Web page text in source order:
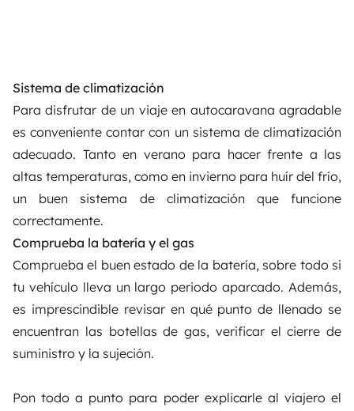
Sistema de climatización
Para disfrutar de un viaje en autocaravana agradable
es conveniente contar con un sistema de climatización
adecuado. Tanto en verano para hacer frente a las
altas temperaturas, como en invierno para huír del frío,
un buen sistema de climatización que funcione
correctamente.
Comprueba la batería y el gas
Comprueba el buen estado de la batería, sobre todo si
tu vehículo lleva un largo periodo aparcado. Además,
es imprescindible revisar en qué punto de llenado se
encuentran las botellas de gas, verificar el cierre de
suministro y la sujeción.
Pon todo a punto para poder explicarle al viajero el